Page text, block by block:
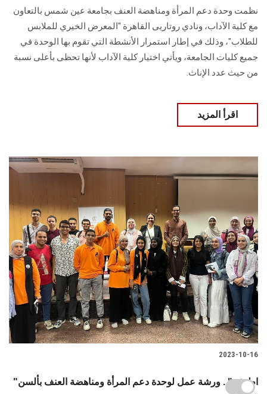
نظمت وحدة دعم المرأة ومناهضة العنف بجامعة عين شمس بالتعاون
مع كلية الآداب، ونادي روتاريى القاهرة "المعرض الخيري للملابس
للطلاب"، وذلك في إطار استمرار الأنشطة التي تقوم بها الوحدة في
جميع كليات الجامعة، ويأتي اختيار كلية الآداب لأنها تحظى بأعلى نسبة
من حيث عدد الإناث.
اقرأ المزيد
2023-10-16
"اطمئن".. ورشة عمل لوحدة دعم المرأة ومناهضة العنف بألسن